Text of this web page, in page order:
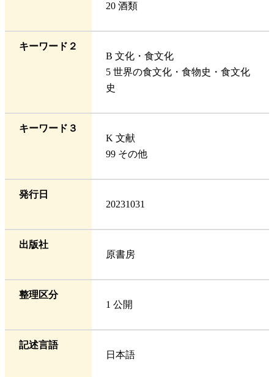
20 酒類
キーワード２
B 文化・食文化
5 世界の食文化・食物史・食文化
史
キーワード３
K 文献
99 その他
発行日
20231031
出版社
原書房
整理区分
1 公開
記述言語
日本語